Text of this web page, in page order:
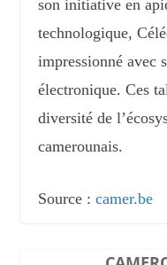
son initiative en
technologique,
impressionné avec
électronique. Ces
diversité de
camerounais.
Source : camer.be